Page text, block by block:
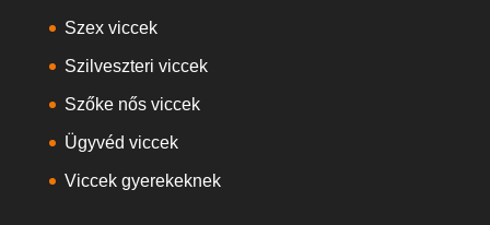
Szex viccek
Szilveszteri viccek
Szőke nős viccek
Ügyvéd viccek
Viccek gyerekeknek